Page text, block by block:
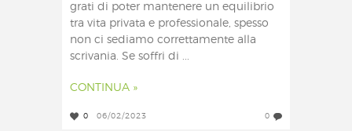
grati di poter mantenere un equilibrio
tra vita privata e professionale, spesso
non ci sediamo correttamente alla
scrivania. Se soffri di ...
CONTINUA »
0 06/02/2023 0